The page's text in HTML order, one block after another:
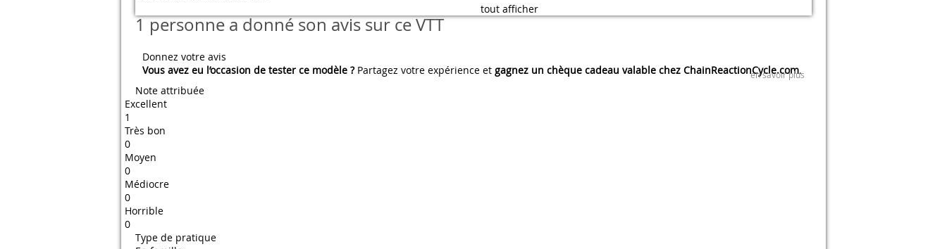
tout afficher
1 personne a donné son avis sur ce VTT
Donnez votre avis
Vous avez eu l’occasion de tester ce modèle ?Partagez votre expérience et gagnez un chèque cadeau valable chez ChainReactionCycle.com.
en savoir plus
Note attribuée
Excellent
1
Très bon
0
Moyen
0
Médiocre
0
Horrible
0
Type de pratique